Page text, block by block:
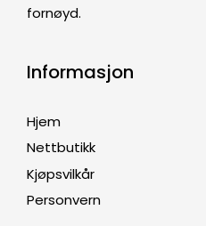
fornøyd.
Informasjon
Hjem
Nettbutikk
Kjøpsvilkår
Personvern